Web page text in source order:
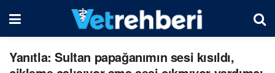
Yanıtla: Sultan papağanımın sesi kısıldı,